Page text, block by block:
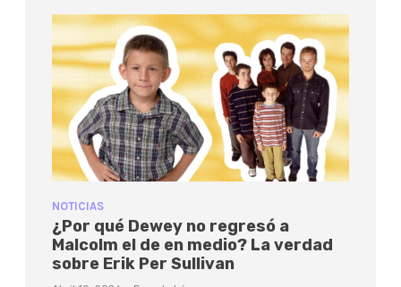
NOTICIAS
¿Por qué Dewey no regresó a
Malcolm el de en medio? La verdad
sobre Erik Per Sullivan